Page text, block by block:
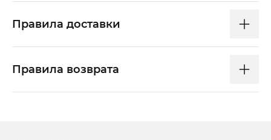
Правила доставки
Правила возврата